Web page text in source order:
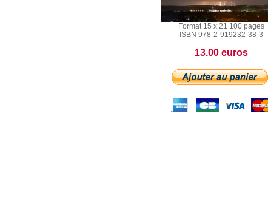
Format 15 x 21 100 pages
ISBN 978-2-919232-38-3
13.00 euros